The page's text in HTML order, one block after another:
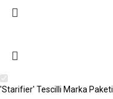
'Starifier' Tescilli Marka Paketi